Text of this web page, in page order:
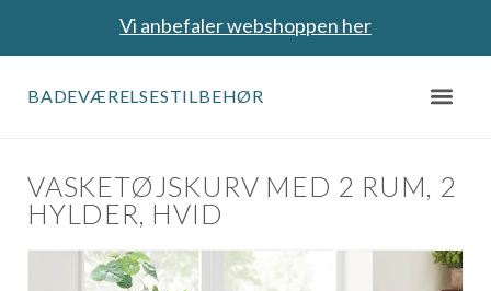
Vi anbefaler webshoppen her
BADEVÆRELSESTILBEHØR
VASKETØJSKURV MED 2 RUM, 2
HYLDER, HVID